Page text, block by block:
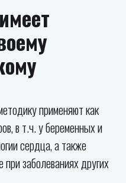
применяют как
в т.ч. у беременных и
сердца, а также
заболеваниях других